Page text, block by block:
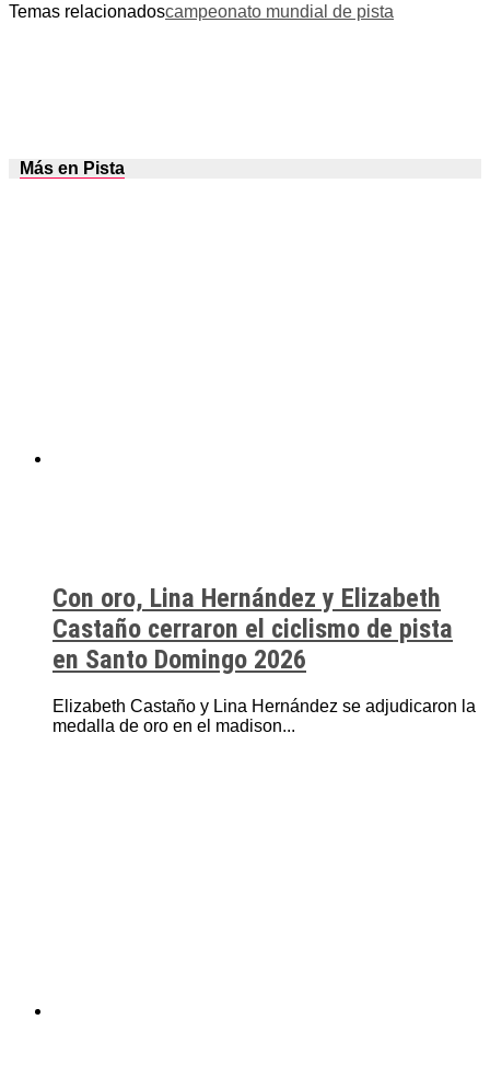
Temas relacionadoscampeonato mundial de pista
Más en Pista
Con oro, Lina Hernández y Elizabeth
Castaño cerraron el ciclismo de pista
en Santo Domingo 2026
Elizabeth Castaño y Lina Hernández se adjudicaron la
medalla de oro en el madison...